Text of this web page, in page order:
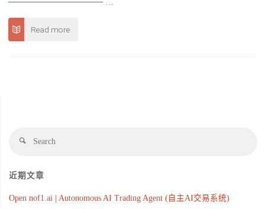
──────────────── …
Read more
近期文章
Open nof1.ai | Autonomous AI Trading Agent (自主AI交易系统)